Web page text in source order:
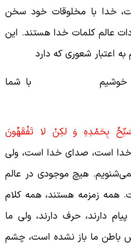
خدا با مخلوقات خود سخن
عالم کلمات خدا هستند. این
شعوری که دارد
و خوشیم با شما
بِحَمْدِهِ وَ لكِنْ لا تَفْقَهُونَ
است، صدای خدا است، ولی
هیچ موجودی در عالم
زمزمه هستند، همه کلام
دارند، حرف دارند، ولی ما
باطن ما باز نشده است، چشم